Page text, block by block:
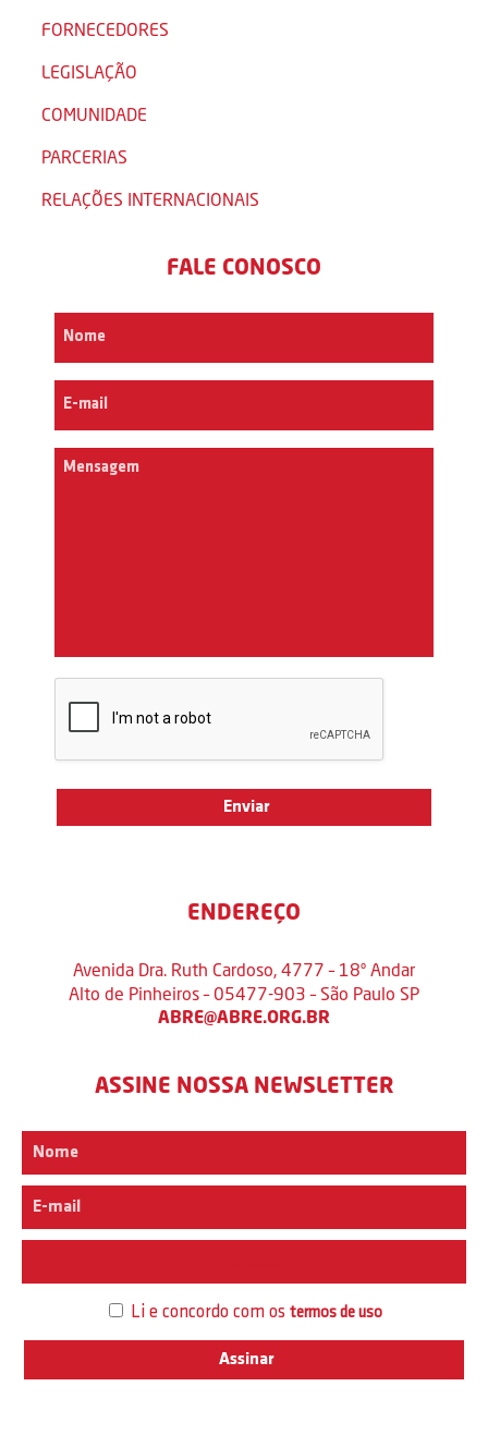
FORNECEDORES
LEGISLAÇÃO
COMUNIDADE
PARCERIAS
RELAÇÕES INTERNACIONAIS
FALE CONOSCO
ENDEREÇO
Avenida Dra. Ruth Cardoso, 4777 – 18º Andar
Alto de Pinheiros – 05477-903 – São Paulo SP
ABRE@ABRE.ORG.BR
ASSINE NOSSA NEWSLETTER
Li e concordo com os termos de uso